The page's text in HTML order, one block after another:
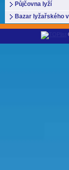
Půjčovna lyží
Bazar lyžařského